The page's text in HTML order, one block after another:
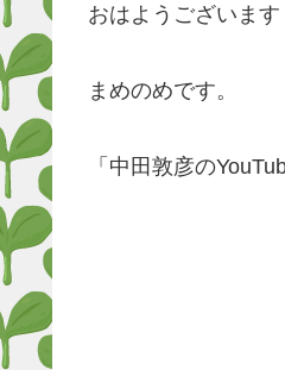
おはようございます
まめのめです。
「中田敦彦の